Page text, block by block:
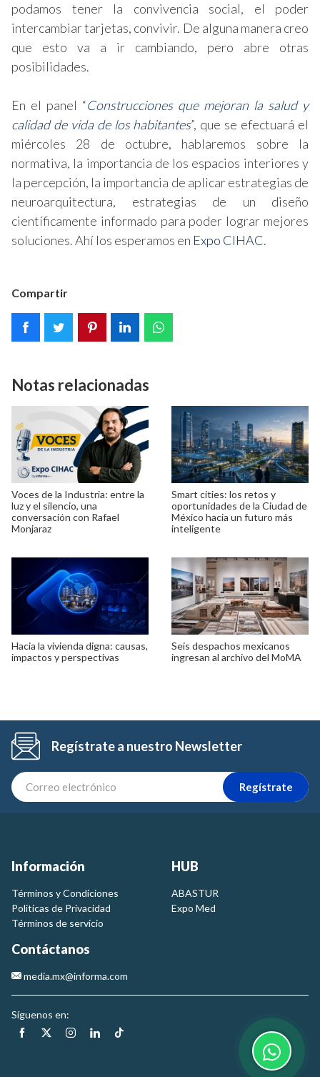
podamos tener la convivencia social, el poder
intercambiar tarjetas, convivir. De alguna manera creo
que esto va a ir cambiando, pero abre otras
posibilidades.
En el panel “Construcciones que mejoran la salud y
calidad de vida de los habitantes”, que se efectuará el
miércoles 28 de octubre, hablaremos sobre la
normativa, la importancia de los espacios interiores y
la percepción, la importancia de aplicar estrategias de
neuroarquitectura, estrategias de un diseño
científicamente informado para poder lograr mejores
soluciones. Ahí los esperamos en Expo CIHAC.
Compartir
Notas relacionadas
Voces de la Industria: entre la
luz y el silencio, una
conversación con Rafael
Monjaraz
Smart cities: los retos y
oportunidades de la Ciudad de
México hacia un futuro más
inteligente
Hacia la vivienda digna: causas,
impactos y perspectivas
Seis despachos mexicanos
ingresan al archivo del MoMA
Regístrate a nuestro Newsletter
Regístrate
Información
Términos y Condiciones
Politicas de Privacidad
Términos de servicio
HUB
ABASTUR
Expo Med
Contáctanos
media.mx@informa.com
Síguenos en: